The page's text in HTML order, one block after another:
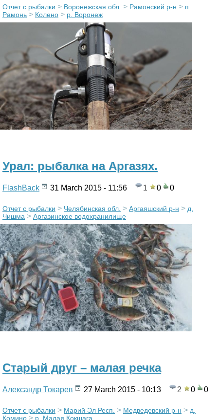
Отчет с рыбалки > Воронежская обл. > Рамонский р-н > п.
Рамонь > Колено > р. Воронеж
Урал: рыбалка на Аргазях.
FlashBack 31 March 2015 - 11:56 1 0 0
Отчет с рыбалки > Челябинская обл. > Аргаяшский р-н > д.
Чишма > Аргазинское водохранилище
Старый друг – малая речка
Александр Токарев 27 March 2015 - 10:13 2 0 0
Отчет с рыбалки > Марий Эл Респ. > Медведевский р-н > д.
Комино > р. Малая Кокшага